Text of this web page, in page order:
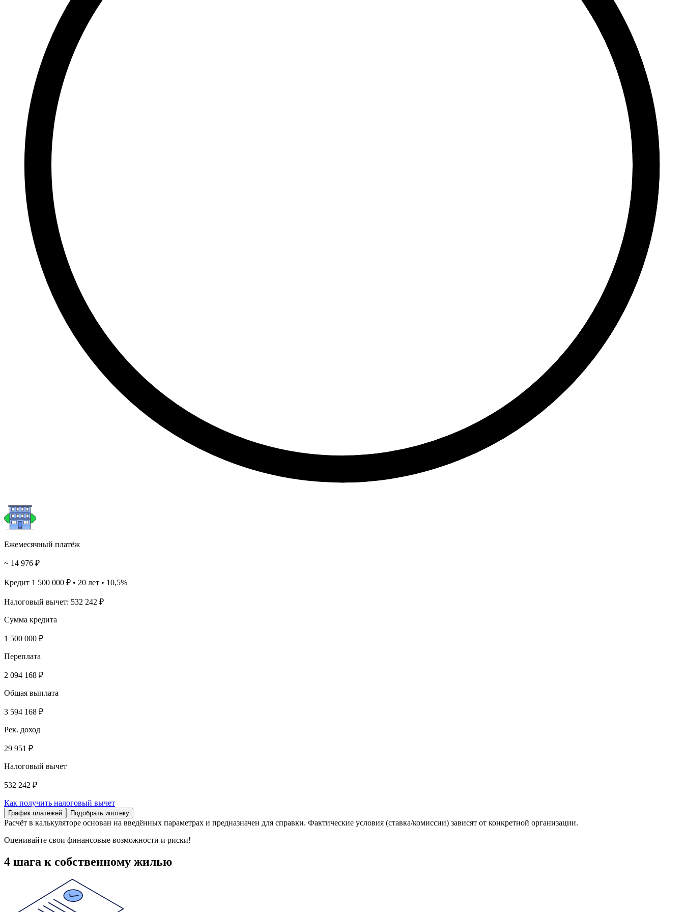
Ежемесячный платёж
~ 14 976 ₽
Кредит 1 500 000 ₽ • 20 лет • 10,5%
Налоговый вычет: 532 242 ₽
Сумма кредита
1 500 000 ₽
Переплата
2 094 168 ₽
Общая выплата
3 594 168 ₽
Рек. доход
29 951 ₽
Налоговый вычет
532 242 ₽
Как получить налоговый вычет
График платежей Подобрать ипотеку
Расчёт в калькуляторе основан на введённых параметрах и предназначен для справки. Фактические условия (ставка/комиссии) зависят от конкретной организации.
Оценивайте свои финансовые возможности и риски!
4 шага к собственному жилью